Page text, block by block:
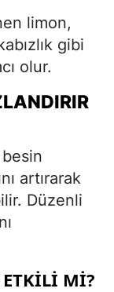
limon,
gibi
olur.
artırarak
Düzenli
MI?